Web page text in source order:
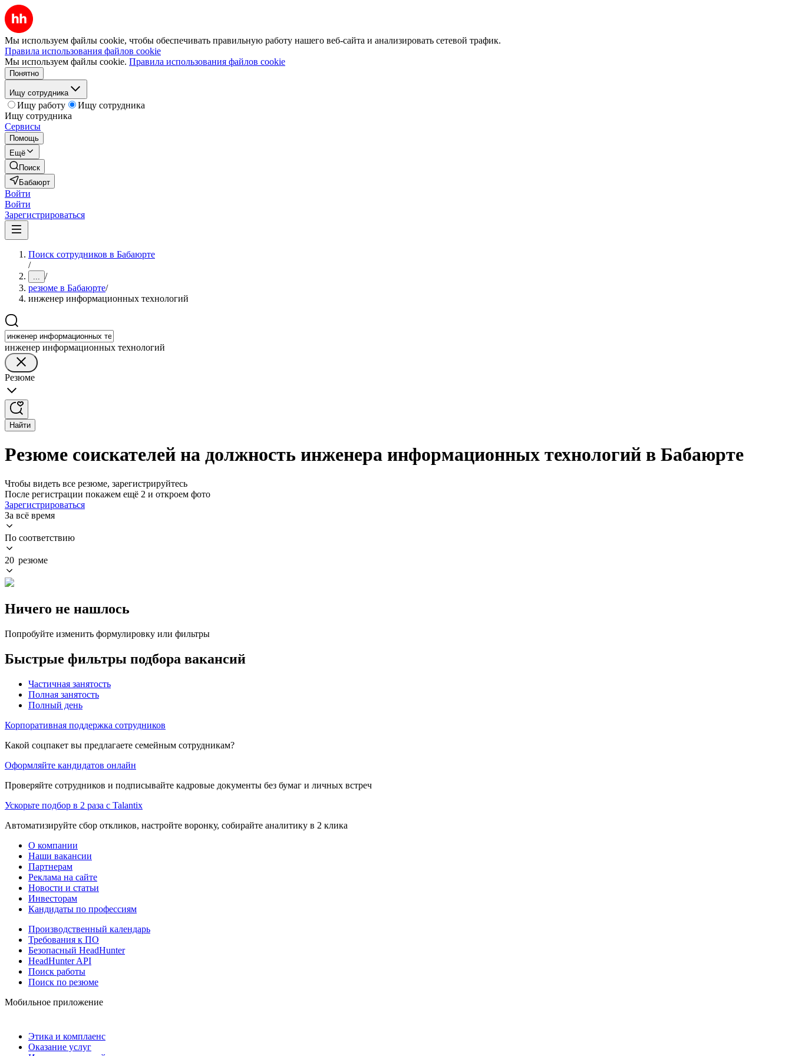
Мы используем файлы cookie, чтобы обеспечивать правильную работу нашего веб-сайта и анализировать сетевой трафик.
Правила использования файлов cookie
Мы используем файлы cookie. Правила использования файлов cookie
Понятно
Ищу сотрудника
Ищу работу
Ищу сотрудника
Ищу сотрудника
Сервисы
Помощь
Ещё
Поиск
Бабаюрт
Войти
Войти
Зарегистрироваться
Поиск сотрудников в Бабаюрте
/
... /
резюме в Бабаюрте/
инженер информационных технологий
инженер информационных технологий
Резюме
Найти
Резюме соискателей на должность инженера информационных технологий в Бабаюрте
Чтобы видеть все резюме, зарегистрируйтесь
После регистрации покажем ещё 2 и откроем фото
Зарегистрироваться
За всё время
По соответствию
20 резюме
Ничего не нашлось
Попробуйте изменить формулировку или фильтры
Быстрые фильтры подбора вакансий
Частичная занятость
Полная занятость
Полный день
Корпоративная поддержка сотрудников
Какой соцпакет вы предлагаете семейным сотрудникам?
Оформляйте кандидатов онлайн
Проверяйте сотрудников и подписывайте кадровые документы без бумаг и личных встреч
Ускорьте подбор в 2 раза с Talantix
Автоматизируйте сбор откликов, настройте воронку, собирайте аналитику в 2 клика
О компании
Наши вакансии
Партнерам
Реклама на сайте
Новости и статьи
Инвесторам
Кандидаты по профессиям
Производственный календарь
Требования к ПО
Безопасный HeadHunter
HeadHunter API
Поиск работы
Поиск по резюме
Мобильное приложение
Этика и комплаенс
Оказание услуг